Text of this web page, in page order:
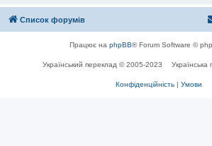
Список форумів
Працює на phpBB® Forum Software ©
Український переклад © 2005-2023 Українська
Конфіденційність | Умови